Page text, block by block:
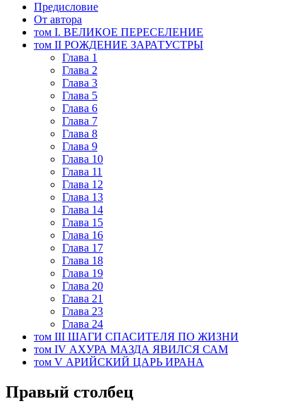
Предисловие
От автора
том I. ВЕЛИКОЕ ПЕРЕСЕЛЕНИЕ
том II РОЖДЕНИЕ ЗАРАТУСТРЫ
Глава 1
Глава 2
Глава 3
Глава 5
Глава 6
Глава 7
Глава 8
Глава 9
Глава 10
Глава 11
Глава 12
Глава 13
Глава 14
Глава 15
Глава 16
Глава 17
Глава 18
Глава 19
Глава 20
Глава 21
Глава 23
Глава 24
том III ШАГИ СПАСИТЕЛЯ ПО ЖИЗНИ
том IV АХУРА МАЗДА ЯВИЛСЯ САМ
том V АРИЙСКИЙ ЦАРЬ ИРАНА
Правый столбец